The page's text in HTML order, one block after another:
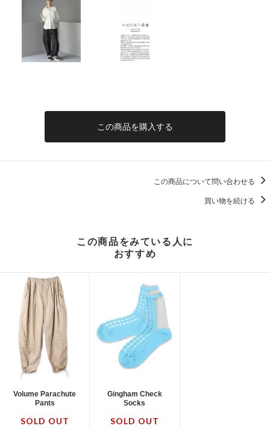
この商品を購入する
この商品について問い合わせる
買い物を続ける
この商品をみている人に
おすすめ
Volume Parachute
Pants
SOLD OUT
Gingham Check
Socks
SOLD OUT